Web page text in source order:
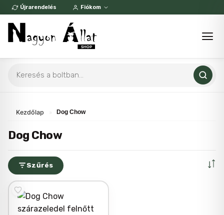
Skip
content
Újrarendelés Fiókom
search
Kezdőlap Dog Chow
Dog Chow
Szűrés